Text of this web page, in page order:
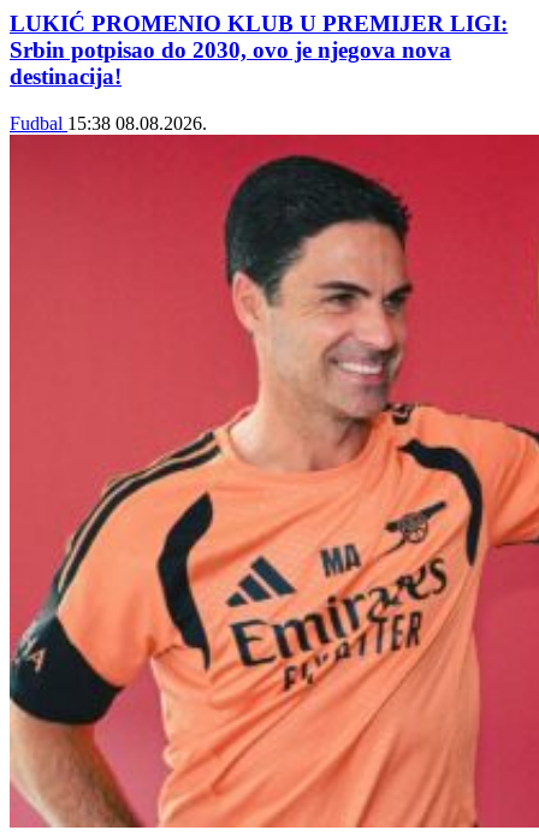
LUKIĆ PROMENIO KLUB U PREMIJER LIGI:
Srbin potpisao do 2030, ovo je njegova nova
destinacija!
Fudbal 15:38 08.08.2026.